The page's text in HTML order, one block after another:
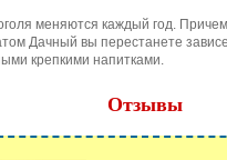
меняются каждый год.
Дачный вы перестанете
крепкими напитками.
Отзывы